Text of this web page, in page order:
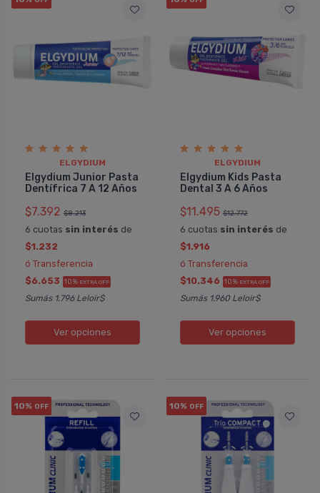
ELGYDIUM
Elgydium Junior Pasta
Dentí­frica 7 A 12 Años
$7.392 $8.213
6 cuotas sin interés de
$1.232
ó Transferencia
$6.653 10% EXTRA OFF
Sumás 1.796 Leloir$
Ver opciones
ELGYDIUM
Elgydium Kids Pasta
Dental 3 A 6 Años
$11.495 $12.772
6 cuotas sin interés de
$1.916
ó Transferencia
$10.346 10% EXTRA OFF
Sumás 1.960 Leloir$
Ver opciones
10% OFF 10% OFF